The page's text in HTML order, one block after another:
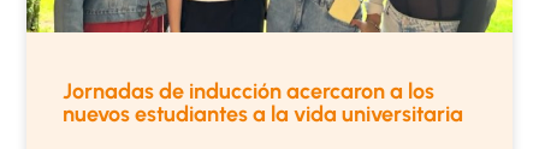
Jornadas de inducción acercaron a los
nuevos estudiantes a la vida universitaria